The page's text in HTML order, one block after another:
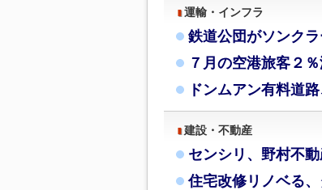
運輸・インフラ
鉄道公団がソンク
７月の空港旅客２
ドンムアン有料道
建設・不動産
センシリ、野村不
住宅改修リノベる